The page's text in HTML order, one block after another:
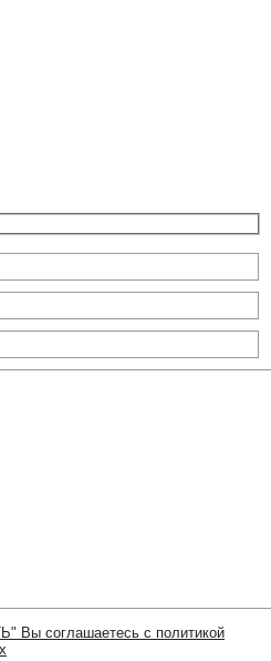
Вы соглашаетесь с политикой